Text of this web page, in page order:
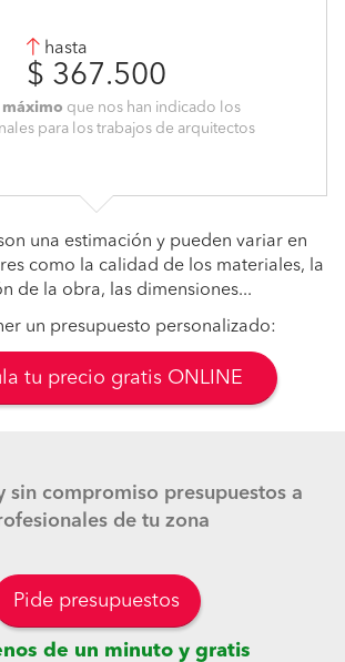
hasta
$ 367.500
máximo que nos han indicado los
para los trabajos de arquitectos
una estimación y pueden variar en
como la calidad de los materiales, la
de la obra, las dimensiones...
un presupuesto personalizado:
tu precio gratis ONLINE
sin compromiso presupuestos a
de tu zona
Pide presupuestos
de un minuto y gratis